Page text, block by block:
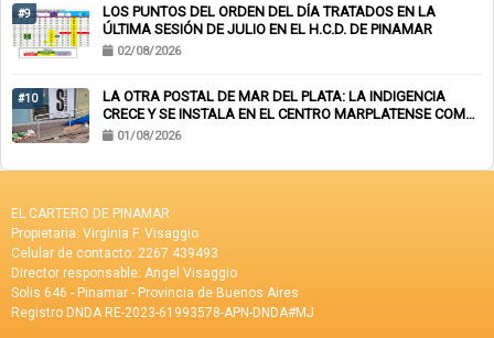
#9
LOS PUNTOS DEL ORDEN DEL DÍA TRATADOS EN LA
ÚLTIMA SESIÓN DE JULIO EN EL H.C.D. DE PINAMAR
02/08/2026
#10
LA OTRA POSTAL DE MAR DEL PLATA: LA INDIGENCIA
CRECE Y SE INSTALA EN EL CENTRO MARPLATENSE COMO
PAISAJE COTIDIANO
01/08/2026
EL CARTERO DE PINAMAR
Propietaria: Virginia F. Visaggio
Celular de contacto: 2267 439493
Director responsable: Angel Visaggio
Solis 646 - Pinamar - Provincia de Buenos Aires
Registro DNDA RE-2023-61993578-APN-DNDA#MJ